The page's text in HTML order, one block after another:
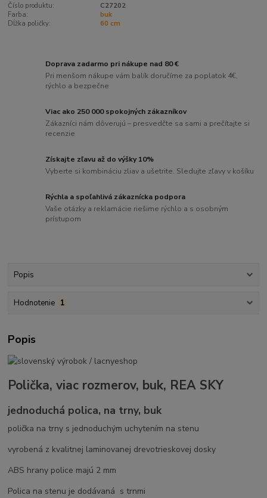
Číslo produktu:
C27202
Farba:
buk
Dĺžka poličky:
60 cm
Doprava zadarmo pri nákupe nad 80 €
Pri menšom nákupe vám balík doručíme za poplatok 4€,
rýchlo a bezpečne
Viac ako 250 000 spokojných zákazníkov
Zákazníci nám dôverujú – presvedčte sa sami a prečítajte si
recenzie
Získajte zľavu až do výšky 10%
Vyberte si kombináciu zliav a ušetrite. Sledujte zľavy v košíku
Rýchla a spoľahlivá zákaznícka podpora
Vaše otázky a reklamácie riešime rýchlo a s osobným
prístupom
Popis
Hodnotenie 1
Popis
Polička, viac rozmerov, buk, REA SKY
jednoduchá polica, na trny, buk
polička na trny s jednoduchým uchytením na stenu
vyrobená z kvalitnej laminovanej drevotrieskovej dosky
ABS hrany police majú 2 mm
Polica na stenu je dodávaná s trnmi